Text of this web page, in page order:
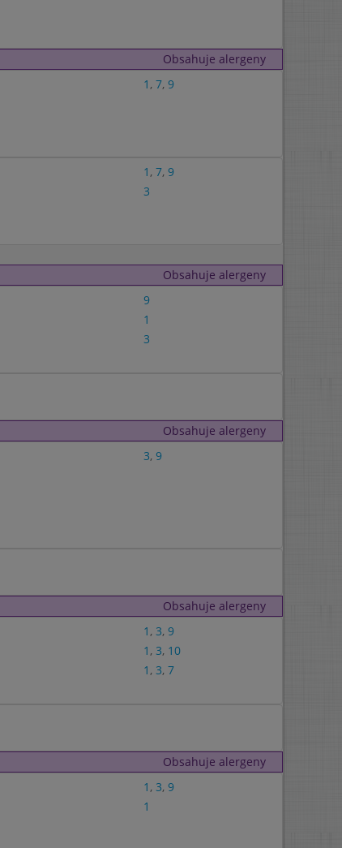
Obsahuje alergeny
1 , 7, 9
1 , 7, 9
3
Obsahuje alergeny
9
1
3
Obsahuje alergeny
3, 9
Obsahuje alergeny
1 , 3, 9
1 , 3, 10
1 , 3, 7
Obsahuje alergeny
1 , 3, 9
1